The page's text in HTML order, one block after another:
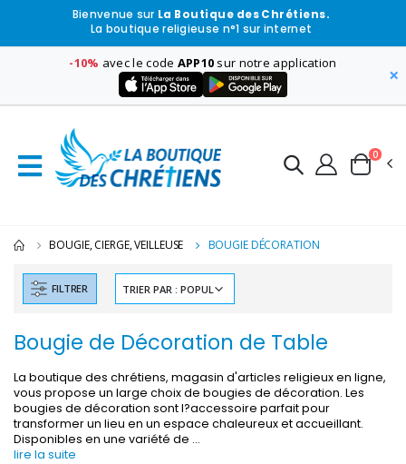
Bienvenue sur La Boutique des Chrétiens.
La boutique religieuse n°1 sur internet
-10% avec le code APP10 sur notre application
×
0
BOUGIE, CIERGE, VEILLEUSE BOUGIE DÉCORATION
FILTRER
Bougie de Décoration de Table
La boutique des chrétiens, magasin d'articles religieux en ligne,
vous propose un large choix de bougies de décoration. Les
bougies de décoration sont l?accessoire parfait pour
transformer un lieu en un espace chaleureux et accueillant.
Disponibles en une variété de ...
lire la suite